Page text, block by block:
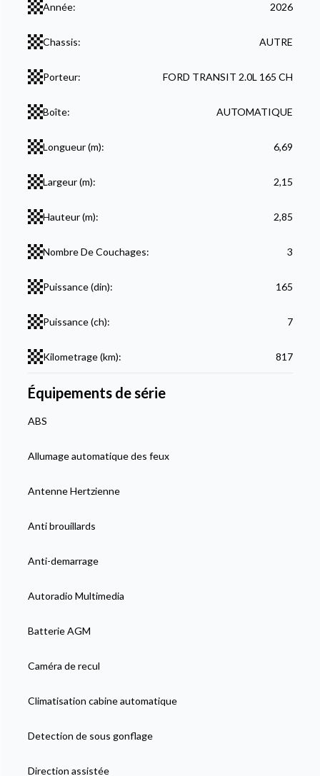
Année: 2026
Chassis: AUTRE
Porteur: FORD TRANSIT 2.0L 165 CH
Boîte: AUTOMATIQUE
Longueur (m): 6,69
Largeur (m): 2,15
Hauteur (m): 2,85
Nombre De Couchages: 3
Puissance (din): 165
Puissance (ch): 7
Kilometrage (km): 817
Équipements de série
ABS
Allumage automatique des feux
Antenne Hertzienne
Anti brouillards
Anti-demarrage
Autoradio Multimedia
Batterie AGM
Caméra de recul
Climatisation cabine automatique
Detection de sous gonflage
Direction assistée